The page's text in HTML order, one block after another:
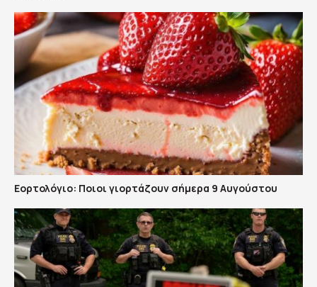
Εορτολόγιο: Ποιοι γιορτάζουν σήμερα 9 Αυγούστου